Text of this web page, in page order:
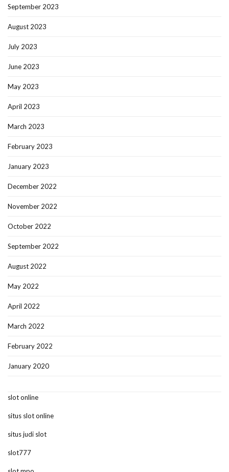
September 2023
August 2023
July 2023
June 2023
May 2023
April 2023
March 2023
February 2023
January 2023
December 2022
November 2022
October 2022
September 2022
August 2022
May 2022
April 2022
March 2022
February 2022
January 2020
slot online
situs slot online
situs judi slot
slot777